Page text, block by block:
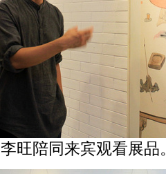
李旺陪同来宾观看展品